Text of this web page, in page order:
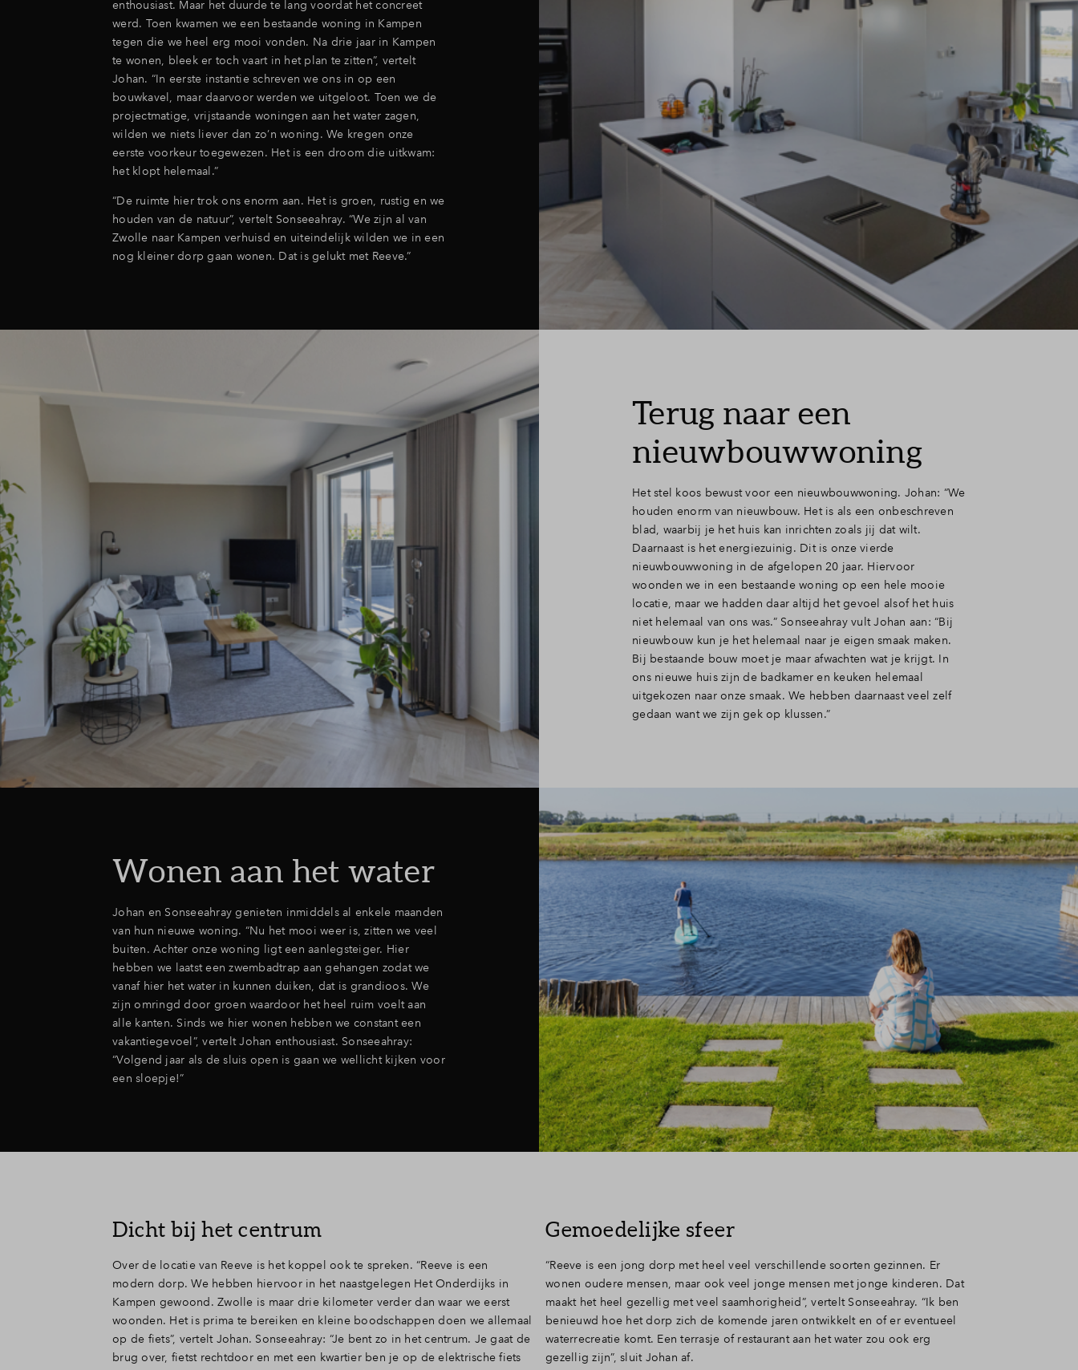
enthousiast. Maar het duurde te lang voordat het concreet
werd. Toen kwamen we een bestaande woning in Kampen
tegen die we heel erg mooi vonden. Na drie jaar in Kampen
te wonen, bleek er toch vaart in het plan te zitten”, vertelt
Johan. “In eerste instantie schreven we ons in op een
bouwkavel, maar daarvoor werden we uitgeloot. Toen we de
projectmatige, vrijstaande woningen aan het water zagen,
wilden we niets liever dan zo’n woning. We kregen onze
eerste voorkeur toegewezen. Het is een droom die uitkwam:
het klopt helemaal.”
“De ruimte hier trok ons enorm aan. Het is groen, rustig en we
houden van de natuur”, vertelt Sonseeahray. “We zijn al van
Zwolle naar Kampen verhuisd en uiteindelijk wilden we in een
nog kleiner dorp gaan wonen. Dat is gelukt met Reeve.”
Terug naar een
nieuwbouwwoning
Het stel koos bewust voor een nieuwbouwwoning. Johan: “We
houden enorm van nieuwbouw. Het is als een onbeschreven
blad, waarbij je het huis kan inrichten zoals jij dat wilt.
Daarnaast is het energiezuinig. Dit is onze vierde
nieuwbouwwoning in de afgelopen 20 jaar. Hiervoor
woonden we in een bestaande woning op een hele mooie
locatie, maar we hadden daar altijd het gevoel alsof het huis
niet helemaal van ons was.” Sonseeahray vult Johan aan: “Bij
nieuwbouw kun je het helemaal naar je eigen smaak maken.
Bij bestaande bouw moet je maar afwachten wat je krijgt. In
ons nieuwe huis zijn de badkamer en keuken helemaal
uitgekozen naar onze smaak. We hebben daarnaast veel zelf
gedaan want we zijn gek op klussen.”
Wonen aan het water
Johan en Sonseeahray genieten inmiddels al enkele maanden
van hun nieuwe woning. “Nu het mooi weer is, zitten we veel
buiten. Achter onze woning ligt een aanlegsteiger. Hier
hebben we laatst een zwembadtrap aan gehangen zodat we
vanaf hier het water in kunnen duiken, dat is grandioos. We
zijn omringd door groen waardoor het heel ruim voelt aan
alle kanten. Sinds we hier wonen hebben we constant een
vakantiegevoel”, vertelt Johan enthousiast. Sonseeahray:
“Volgend jaar als de sluis open is gaan we wellicht kijken voor
een sloepje!”
Dicht bij het centrum
Over de locatie van Reeve is het koppel ook te spreken. “Reeve is een
modern dorp. We hebben hiervoor in het naastgelegen Het Onderdijks in
Kampen gewoond. Zwolle is maar drie kilometer verder dan waar we eerst
woonden. Het is prima te bereiken en kleine boodschappen doen we allemaal
op de fiets”, vertelt Johan. Sonseeahray: “Je bent zo in het centrum. Je gaat de
brug over, fietst rechtdoor en met een kwartier ben je op de elektrische fiets
Gemoedelijke sfeer
“Reeve is een jong dorp met heel veel verschillende soorten gezinnen. Er
wonen oudere mensen, maar ook veel jonge mensen met jonge kinderen. Dat
maakt het heel gezellig met veel saamhorigheid”, vertelt Sonseeahray. “Ik ben
benieuwd hoe het dorp zich de komende jaren ontwikkelt en of er eventueel
waterrecreatie komt. Een terrasje of restaurant aan het water zou ook erg
gezellig zijn”, sluit Johan af.